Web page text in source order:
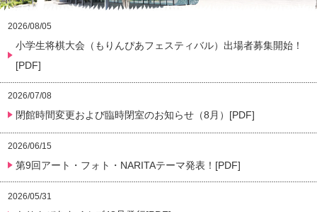
小学生将棋大会（もりんぴあフェスティバル）出場者募集開始！
[PDF]
2026/08/05
閉館時間変更および臨時閉室のお知らせ（8月）[PDF]
2026/07/08
第9回アート・フォト・NARITAテーマ発表！[PDF]
2026/06/15
2026/05/31